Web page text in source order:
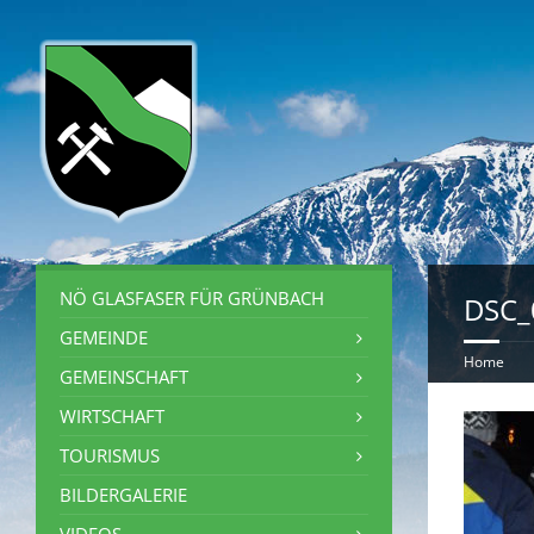
Home
NÖ GLASFASER FÜR GRÜNBACH
GEMEINDE
GEMEINSCHAFT
WIRTSCHAFT
TOURISMUS
BILDERGALERIE